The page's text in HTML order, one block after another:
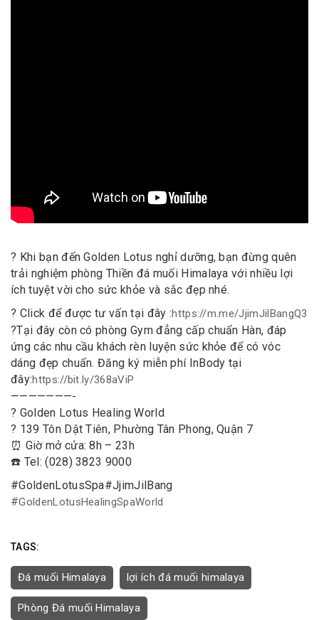
? Khi bạn đến Golden Lotus nghỉ dưỡng, bạn đừng quên
trải nghiệm phòng Thiền đá muối Himalaya với nhiều lợi
ích tuyệt vời cho sức khỏe và sắc đẹp nhé.
? Click để được tư vấn tại đây :https://m.me/JjimJilBangQ3
?Tại đây còn có phòng Gym đẳng cấp chuẩn Hàn, đáp
ứng các nhu cầu khách rèn luyện sức khỏe để có vóc
dáng đẹp chuẩn. Đăng ký miễn phí InBody tại
đây:https://bit.ly/368aViP
———————-
? Golden Lotus Healing World
? 139 Tôn Dật Tiên, Phường Tân Phong, Quận 7
⏰ Giờ mở cửa: 8h – 23h
☎️ Tel: (028) 3823 9000
#GoldenLotusSpa#JjimJilBang
#GoldenLotusHealingSpaWorld
TAGS:
Đá muối Himalaya lợi ích đá muối himalaya
Phòng Đá muối Himalaya